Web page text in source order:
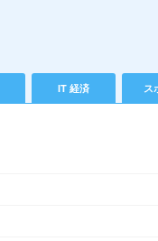
IT 経済 ス